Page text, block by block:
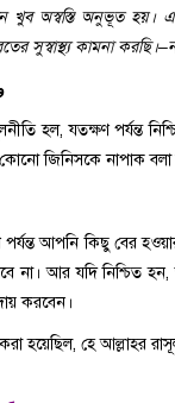
অস্বস্তি অনুভূত হয়।
সুস্বাস্থ্য কামনা
হল, যতক্ষণ পর্যন্ত
জিনিসকে নাপাক বলা
আপনি কিছু বের
না। আর যদি নিশ্চিত
করবেন।